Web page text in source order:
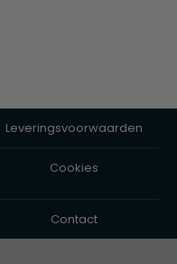
Leveringsvoorwaarden
Cookies
Contact